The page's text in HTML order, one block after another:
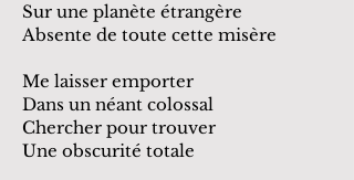
Sur une planète étrangère
Absente de toute cette misère
Me laisser emporter
Dans un néant colossal
Chercher pour trouver
Une obscurité totale